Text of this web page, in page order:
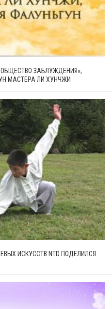
ЗАБЛУЖДЕНИЯ»,
МАСТЕРА ЛИ ХУНЧЖИ
ИСКУССТВ NTD ПОДЕЛИЛСЯ